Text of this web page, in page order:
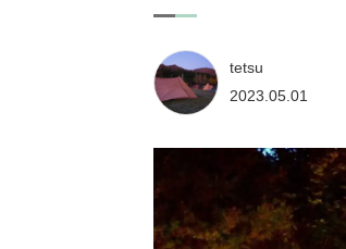
tetsu
2023.05.01